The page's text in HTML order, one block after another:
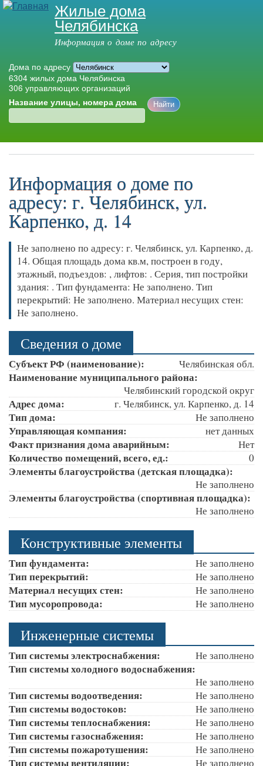
Перейти к
основному
содержанию
Жилые дома
Челябинска
Информация о доме по адресу
Дома по адресу
6304 жилых дома Челябинска
306 управляющих организаций
Название улицы, номера дома
Главное меню
Информация о доме по
адресу: г. Челябинск, ул.
Карпенко, д. 14
Не заполнено по адресу: г. Челябинск, ул. Карпенко, д.
14. Общая площадь дома кв.м, построен в году,
этажный, подъездов: , лифтов: . Серия, тип постройки
здания: . Тип фундамента: Не заполнено. Тип
перекрытий: Не заполнено. Материал несущих стен:
Не заполнено.
Сведения о доме
Субъект РФ (наименование): Челябинская обл.
Наименование муниципального района:
Челябинский городской округ
Адрес дома: г. Челябинск, ул. Карпенко, д. 14
Тип дома: Не заполнено
Управляющая компания: нет данных
Факт признания дома аварийным: Нет
Количество помещений, всего, ед.: 0
Элементы благоустройства (детская площадка):
Не заполнено
Элементы благоустройства (спортивная площадка):
Не заполнено
Конструктивные элементы
Тип фундамента: Не заполнено
Тип перекрытий: Не заполнено
Материал несущих стен: Не заполнено
Тип мусоропровода: Не заполнено
Инженерные системы
Тип системы электроснабжения: Не заполнено
Тип системы холодного водоснабжения:
Не заполнено
Тип системы водоотведения: Не заполнено
Тип системы водостоков: Не заполнено
Тип системы теплоснабжения: Не заполнено
Тип системы газоснабжения: Не заполнено
Тип системы пожаротушения: Не заполнено
Тип системы вентиляции: Не заполнено